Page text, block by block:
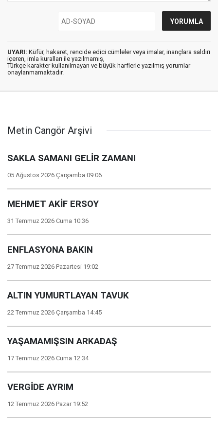
UYARI: Küfür, hakaret, rencide edici cümleler veya imalar, inançlara saldırı
içeren, imla kuralları ile yazılmamış,
Türkçe karakter kullanılmayan ve büyük harflerle yazılmış yorumlar
onaylanmamaktadır.
Metin Cangör Arşivi
SAKLA SAMANI GELİR ZAMANI
05 Ağustos 2026 Çarşamba 09:06
MEHMET AKİF ERSOY
31 Temmuz 2026 Cuma 10:36
ENFLASYONA BAKIN
27 Temmuz 2026 Pazartesi 19:02
ALTIN YUMURTLAYAN TAVUK
22 Temmuz 2026 Çarşamba 14:45
YAŞAMAMIŞSIN ARKADAŞ
17 Temmuz 2026 Cuma 12:34
VERGİDE AYRIM
12 Temmuz 2026 Pazar 19:52